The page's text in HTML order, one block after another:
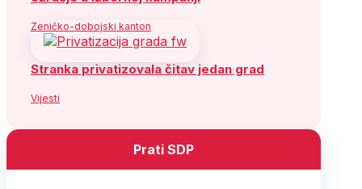
Zeničko-dobojski kanton
Stranka privatizovala čitav jedan grad
Vijesti
Prati SDP